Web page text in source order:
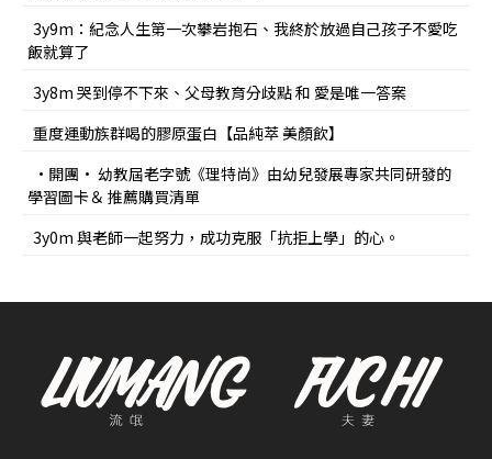
3y9m：紀念人生第一次攀岩抱石、我終於放過自己孩子不愛吃
飯就算了
3y8m 哭到停不下來、父母教育分歧點 和 愛是唯一答案
重度運動族群喝的膠原蛋白【品純萃 美顏飲】
•開團• 幼教屆老字號《理特尚》由幼兒發展專家共同研發的
學習圖卡＆ 推薦購買清單
3y0m 與老師一起努力，成功克服「抗拒上學」的心。